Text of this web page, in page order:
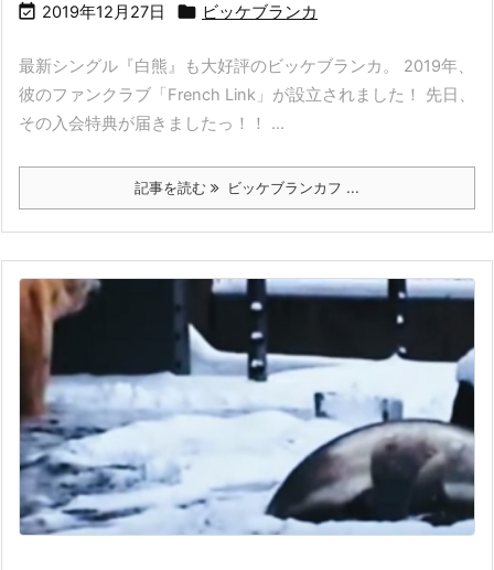
 2019年12月27日  ビッケブランカ
最新シングル『白熊』も大好評のビッケブランカ。 2019年、
彼のファンクラブ「French Link」が設立されました！ 先日、
その入会特典が届きましたっ！！ ...
記事を読む ビッケブランカフ ...